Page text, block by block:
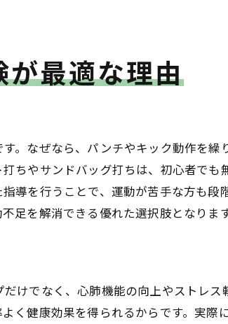
最適な理由
。なぜなら、パンチやキック動作を繰
ちやサンドバッグ打ちは、初心者でも
導を行うことで、運動が苦手な方も段
足を解消できる優れた選択肢となります
けでなく、心肺機能の向上やストレス
く健康効果を得られるからです。実際